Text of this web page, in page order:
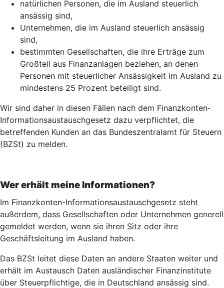
natürlichen Personen, die im Ausland steuerlich
ansässig sind,
Unternehmen, die im Ausland steuerlich ansässig
sind,
bestimmten Gesellschaften, die ihre Erträge zum
Großteil aus Finanzanlagen beziehen, an denen
Personen mit steuerlicher Ansässigkeit im Ausland zu
mindestens 25 Prozent beteiligt sind.
Wir sind daher in diesen Fällen nach dem Finanz­konten­
Informations­austausch­gesetz dazu verpflichtet, die
betreffenden Kunden an das Bundeszentralamt für Steuern
(BZSt) zu melden.
Wer erhält meine Informationen?
Im Finanzkonten-Informationsaustauschgesetz steht
außerdem, dass Gesellschaften oder Unternehmen generell
gemeldet werden, wenn sie ihren Sitz oder ihre
Geschäftsleitung im Ausland haben.
Das BZSt leitet diese Daten an andere Staaten weiter und
erhält im Austausch Daten ausländischer Finanzinstitute
über Steuerpflichtige, die in Deutschland ansässig sind.